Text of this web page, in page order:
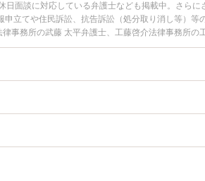
面談に対応している弁護士なども掲載中。さら
立てや住民訴訟、抗告訴訟（処分取り消し等）等
事務所の武藤 太平弁護士、工藤啓介法律事務所
題のトラブルを今すぐに弁護士に相談したい』『
の弁護士に相談予約したい』などでお困りの相談